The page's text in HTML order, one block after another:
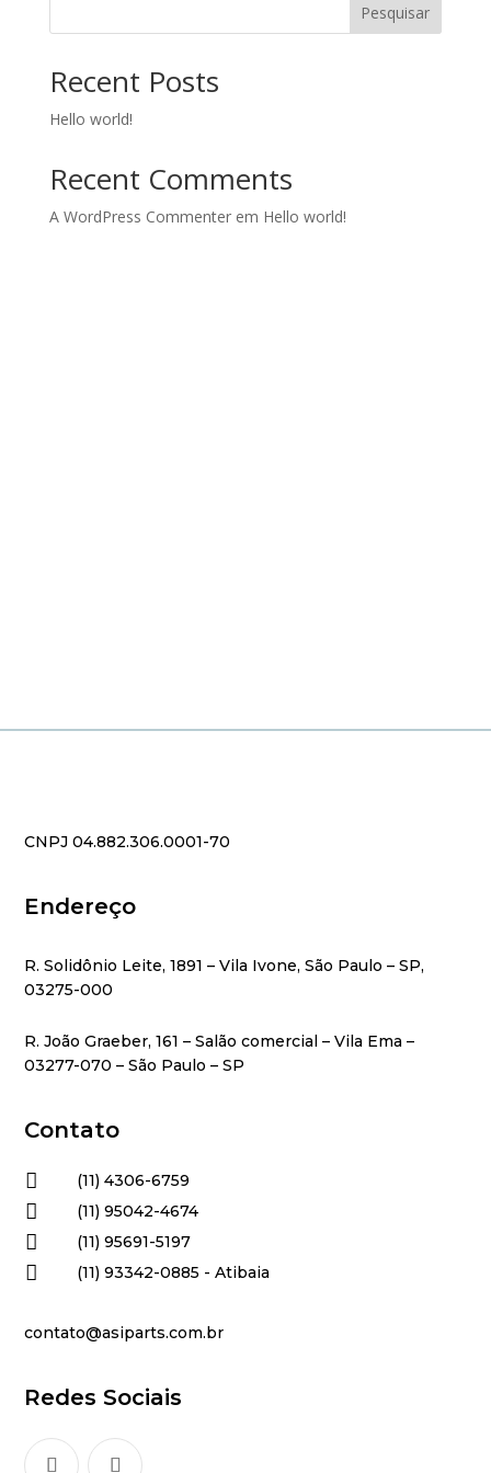
Pesquisar
Recent Posts
Hello world!
Recent Comments
A WordPress Commenterem Hello world!
CNPJ 04.882.306.0001-70
Endereço
R. Solidônio Leite, 1891 – Vila Ivone, São Paulo – SP,
03275-000
R. João Graeber, 161 – Salão comercial – Vila Ema –
03277-070 – São Paulo – SP
Contato
 (11) 4306-6759
 (11) 95042-4674
 (11) 95691-5197
 (11) 93342-0885 - Atibaia
contato@asiparts.com.br
Redes Sociais